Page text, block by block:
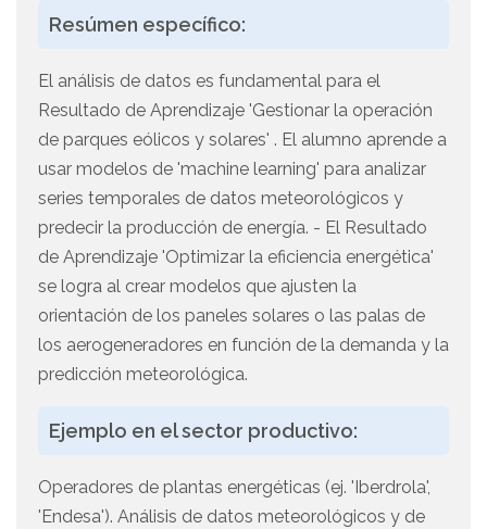
Resúmen específico:
El análisis de datos es fundamental para el
Resultado de Aprendizaje 'Gestionar la operación
de parques eólicos y solares' . El alumno aprende a
usar modelos de 'machine learning' para analizar
series temporales de datos meteorológicos y
predecir la producción de energía. - El Resultado
de Aprendizaje 'Optimizar la eficiencia energética'
se logra al crear modelos que ajusten la
orientación de los paneles solares o las palas de
los aerogeneradores en función de la demanda y la
predicción meteorológica.
Ejemplo en el sector productivo:
Operadores de plantas energéticas (ej. 'Iberdrola',
'Endesa'). Análisis de datos meteorológicos y de